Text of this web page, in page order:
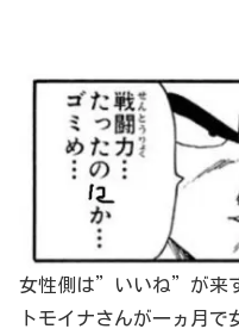
女性側は”いいね”が来
トモイナさんが一ヵ月で